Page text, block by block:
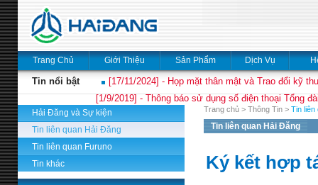
Trang Chủ Giới Thiệu Sản Phẩm Dịch Vụ
Tin nổi bật
[17/11/2024] - Họp mặt thân mật và Trao đổi kỹ
[1/9/2019] - Thông báo sử dụng số điện thoại Tổng
Hải Đăng và Sự kiện
Tin liên quan Hải Đăng
Tin liên quan Furuno
Tin khác
Trang chủ > Thông Tin > Tin liên
Tin liên quan Hải Đăng
Ký kết hợp